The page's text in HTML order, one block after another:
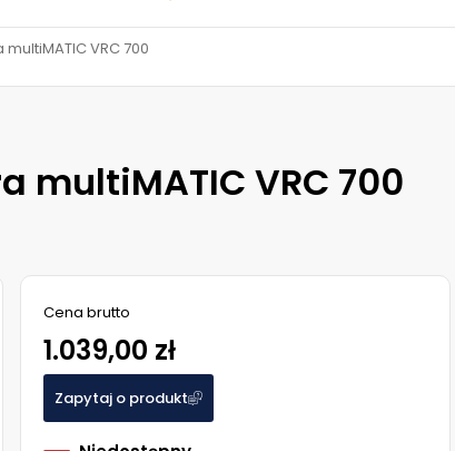
VRC 700
multiMATIC VRC 700
Cena brutto
1.039,00 zł
Zapytaj o produkt